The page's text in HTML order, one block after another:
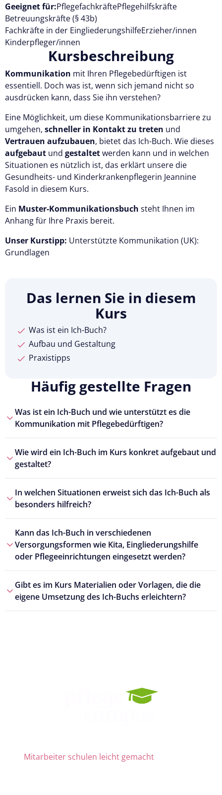
Geeignet für:PflegefachkräftePflegehilfskräfte
Betreuungskräfte (§ 43b)
Fachkräfte in der EingliederungshilfeErzieher/innen
Kinderpfleger/innen
Kursbeschreibung
Kommunikation mit Ihren Pflegebedürftigen ist
essentiell. Doch was ist, wenn sich jemand nicht so
ausdrücken kann, dass Sie ihn verstehen?
Eine Möglichkeit, um diese Kommunikationsbarriere zu
umgehen, schneller in Kontakt zu treten und
Vertrauen aufzubauen, bietet das Ich-Buch. Wie dieses
aufgebaut und gestaltetwerden kann und in welchen
Situationen es nützlich ist, das erklärt unsere die
Gesundheits- und Kinderkrankenpflegerin Jeannine
Fasold in diesem Kurs.
Ein Muster-Kommunikationsbuch steht Ihnen im
Anhang für Ihre Praxis bereit.
Unser Kurstipp: Unterstützte Kommunikation (UK):
Grundlagen
Das lernen Sie in diesem
Kurs
Was ist ein Ich-Buch?
Aufbau und Gestaltung
Praxistipps
Häufig gestellte Fragen
Was ist ein Ich-Buch und wie unterstützt es die
Kommunikation mit Pflegebedürftigen?
Wie wird ein Ich-Buch im Kurs konkret aufgebaut und
gestaltet?
In welchen Situationen erweist sich das Ich-Buch als
besonders hilfreich?
Kann das Ich-Buch in verschiedenen
Versorgungsformen wie Kita, Eingliederungshilfe
oder Pflegeeinrichtungen eingesetzt werden?
Gibt es im Kurs Materialien oder Vorlagen, die die
eigene Umsetzung des Ich-Buchs erleichtern?
Mitarbeiter schulen leicht gemacht